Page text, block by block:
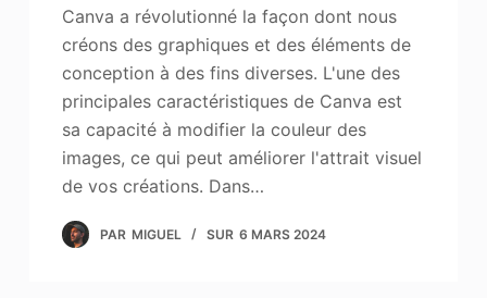
Canva a révolutionné la façon dont nous
créons des graphiques et des éléments de
conception à des fins diverses. L'une des
principales caractéristiques de Canva est
sa capacité à modifier la couleur des
images, ce qui peut améliorer l'attrait visuel
de vos créations. Dans…
PAR MIGUEL SUR 6 MARS 2024